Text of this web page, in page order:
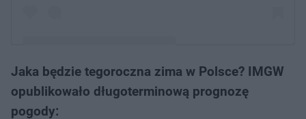
Post udostępniony przez Wojciech Sobierajski
(@wojciech_sobierajski)
Jaka będzie tegoroczna zima w Polsce? IMGW
opublikowało długoterminową prognozę
pogody: